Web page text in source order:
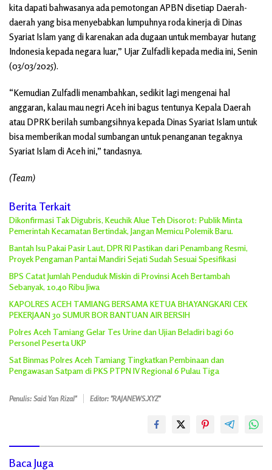
kita dapati bahwasanya ada pemotongan APBN disetiap Daerah-
daerah yang bisa menyebabkan lumpuhnya roda kinerja di Dinas
Syariat Islam yang di karenakan ada dugaan untuk membayar hutang
Indonesia kepada negara luar,” Ujar Zulfadli kepada media ini, Senin
(03/03/2025).
“Kemudian Zulfadli menambahkan, sedikit lagi mengenai hal
anggaran, kalau mau negri Aceh ini bagus tentunya Kepala Daerah
atau DPRK berilah sumbangsihnya kepada Dinas Syariat Islam untuk
bisa memberikan modal sumbangan untuk penanganan tegaknya
Syariat Islam di Aceh ini,” tandasnya.
(Team)
Berita Terkait
Dikonfirmasi Tak Digubris, Keuchik Alue Teh Disorot: Publik Minta
Pemerintah Kecamatan Bertindak, Jangan Memicu Polemik Baru.
Bantah Isu Pakai Pasir Laut, DPR RI Pastikan dari Penambang Resmi,
Proyek Pengaman Pantai Mandiri Sejati Sudah Sesuai Spesifikasi
BPS Catat Jumlah Penduduk Miskin di Provinsi Aceh Bertambah
Sebanyak, 10,40 Ribu Jiwa
KAPOLRES ACEH TAMIANG BERSAMA KETUA BHAYANGKARI CEK
PEKERJAAN 30 SUMUR BOR BANTUAN AIR BERSIH
Polres Aceh Tamiang Gelar Tes Urine dan Ujian Beladiri bagi 60
Personel Peserta UKP
Sat Binmas Polres Aceh Tamiang Tingkatkan Pembinaan dan
Pengawasan Satpam di PKS PTPN IV Regional 6 Pulau Tiga
Penulis: Said Yan Rizal" Editor: "RAJANEWS.XYZ"
Baca Juga